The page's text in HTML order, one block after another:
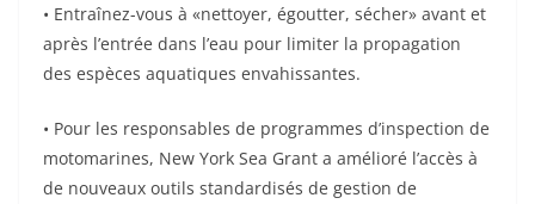
• Entraînez-vous à «nettoyer, égoutter, sécher» avant et
après l’entrée dans l’eau pour limiter la propagation
des espèces aquatiques envahissantes.
• Pour les responsables de programmes d’inspection de
motomarines, New York Sea Grant a amélioré l’accès à
de nouveaux outils standardisés de gestion de